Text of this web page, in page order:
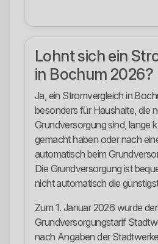
Lohnt sich ein
in Bochum 2026?
Ja, ein Stromvergleich in
besonders für Haushalte, die
Grundversorgung sind, lange
gemacht haben oder nach
automatisch beim
Die Grundversorgung ist
nicht automatisch die
Zum 1. Januar 2026 wurde
Grundversorgungstarif
nach Angaben der